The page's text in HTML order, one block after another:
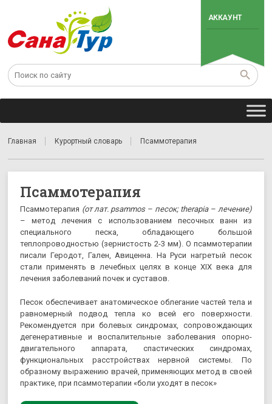
АККАУНТ
Главная Курортный словарь Псаммотерапия
Псаммотерапия
Псаммотерапия (от лат. psammos – песок; therapia – лечение)
– метод лечения с использованием песочных ванн из
специального песка, обладающего большой
теплопроводностью (зернистость 2-3 мм). О псаммотерапии
писали Геродот, Гален, Авиценна. На Руси нагретый песок
стали применять в лечебных целях в конце XIX века для
лечения заболеваний почек и суставов.
Песок обеспечивает анатомическое облегание частей тела и
равномерный подвод тепла ко всей его поверхности.
Рекомендуется при болевых синдромах, сопровождающих
дегенеративные и воспалительные заболевания опорно-
двигательного аппарата, спастических синдромах,
функциональных расстройствах нервной системы. По
образному выражению врачей, применяющих метод в своей
практике, при псаммотерапии «боли уходят в песок»